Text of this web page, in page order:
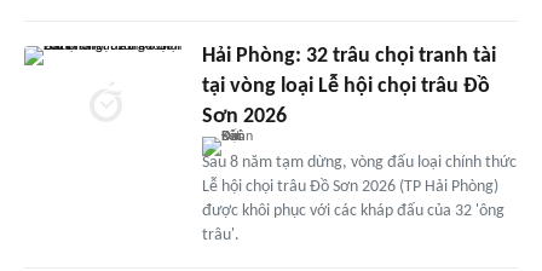
Hải Phòng: 32 trâu chọi tranh tài
tại vòng loại Lễ hội chọi trâu Đồ
Sơn 2026
Sau 8 năm tạm dừng, vòng đấu loại chính thức
Lễ hội chọi trâu Đồ Sơn 2026 (TP Hải Phòng)
được khôi phục với các kháp đấu của 32 'ông
trâu'.